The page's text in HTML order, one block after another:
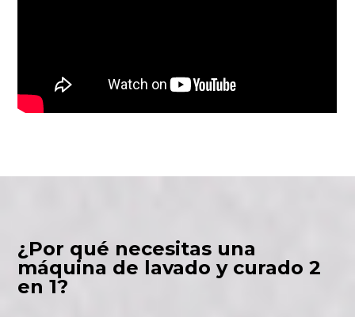
¿Por qué necesitas una
máquina de lavado y curado 2
en 1?